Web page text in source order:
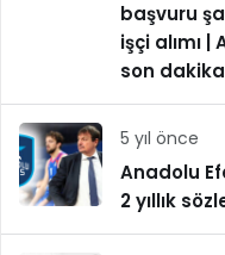
başvuru
işçi alımı
son dakika
5 yıl önce
Anadolu
2 yıllık